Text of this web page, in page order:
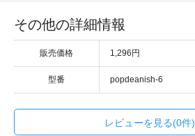
その他の詳細情報
販売価格 1,296円
型番 popdeanish-6
レビューを見る(0件)